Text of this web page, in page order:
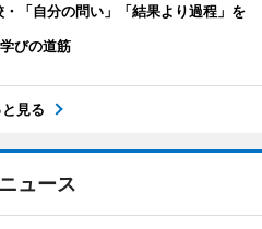
・「自分の問い」「結果より過程」を
びの道筋
見る
ュース